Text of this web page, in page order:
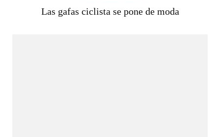
Las gafas ciclista se pone de moda